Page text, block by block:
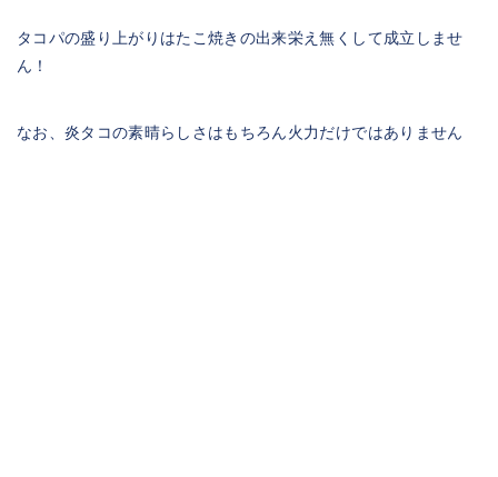
タコパの盛り上がりはたこ焼きの出来栄え無くして成立しませ
ん！
なお、炎タコの素晴らしさはもちろん火力だけではありません